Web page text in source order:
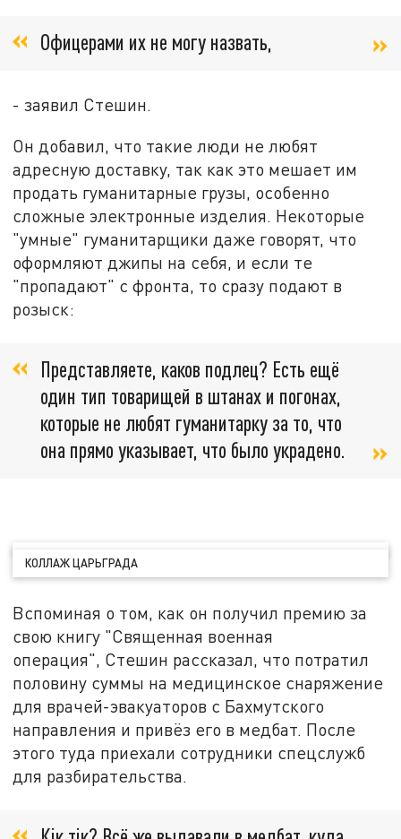
Офицерами их не могу назвать,
- заявил Стешин.
Он добавил, что такие люди не любят
адресную доставку, так как это мешает им
продать гуманитарные грузы, особенно
сложные электронные изделия. Некоторые
"умные" гуманитарщики даже говорят, что
оформляют джипы на себя, и если те
"пропадают" с фронта, то сразу подают в
розыск:
Представляете, каков подлец? Есть ещё
один тип товарищей в штанах и погонах,
которые не любят гуманитарку за то, что
она прямо указывает, что было украдено.
КОЛЛАЖ ЦАРЬГРАДА
Вспоминая о том, как он получил премию за
свою книгу "Священная военная
операция", Стешин рассказал, что потратил
половину суммы на медицинское снаряжение
для врачей-эвакуаторов с Бахмутского
направления и привёз его в медбат. После
этого туда приехали сотрудники спецслужб
для разбирательства.